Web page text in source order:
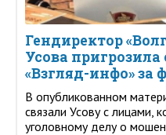
Гендиректор
Усова
«Взгляд-инфо» за
В опубликованном
связали Усову с лицами,
уголовному делу о